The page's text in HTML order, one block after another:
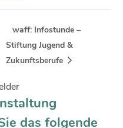
waff: Infostunde –
Stiftung Jugend &
Zukunftsberufe
das folgende